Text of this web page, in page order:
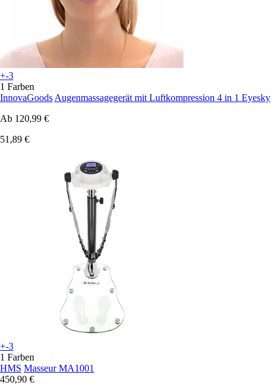
+-3
1 Farben
InnovaGoods Augenmassagegerät mit Luftkompression 4 in 1 Eyesky
Ab 120,99 €
51,89 €
+-3
1 Farben
HMS Masseur MA1001
450,90 €